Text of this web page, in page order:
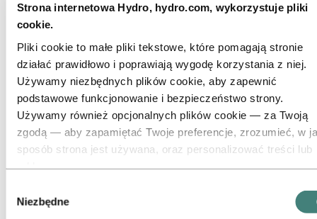
Strona internetowa Hydro, hydro.com, wykorzystuje pliki
cookie.
Pliki cookie to małe pliki tekstowe, które pomagają stronie
działać prawidłowo i poprawiają wygodę korzystania z niej.
Używamy niezbędnych plików cookie, aby zapewnić
podstawowe funkcjonowanie i bezpieczeństwo strony.
Używamy również opcjonalnych plików cookie — za Twoją
zgodą — aby zapamiętać Twoje preferencje, zrozumieć, w
sposób strona jest używana, oraz personalizować treści lub
zewnętrznych, których narzędzi używamy do celów
zgody
Niezbędne
Obszary kariery
Poznaj naszych ludzi
Kontakt i FAQ
Idź do:
Inwestorzy
Media
Media contacts
Nowości
Hydro w skrócie
To jest Hydro
Branże, które mają znaczenie